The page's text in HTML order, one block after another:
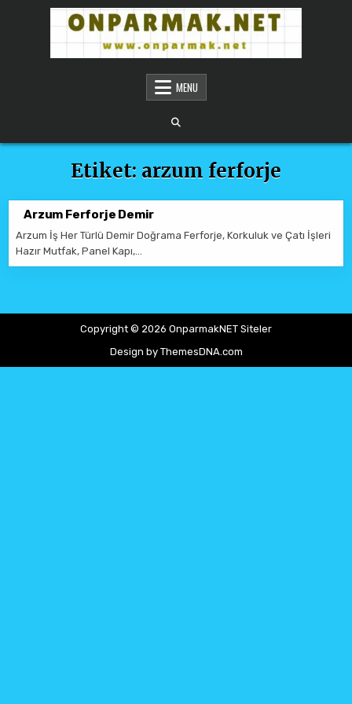
Skip to content
ONPARMAKNET SITELERMENU
Etiket: arzum ferforje
Arzum Ferforje Demir
Arzum İş Her Türlü Demir Doğrama Ferforje, Korkuluk ve Çatı İşleri
Hazır Mutfak, Panel Kapı,…
Copyright © 2026 OnparmakNET Siteler
Design by ThemesDNA.com